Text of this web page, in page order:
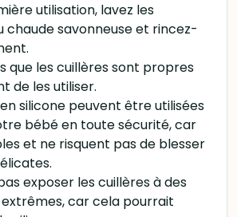
utilisation, lavez les
chaude savonneuse et rincez-
que les cuillères sont propres
de les utiliser.
silicone peuvent être utilisées
bébé en toute sécurité, car
et ne risquent pas de blesser
exposer les cuillères à des
car cela pourrait